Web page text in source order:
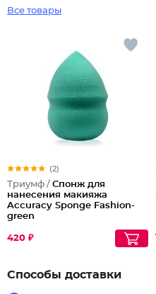
Все товары
(2)
Триумф / Спонж для
нанесения макияжа
Accuracy Sponge Fashion-
green
420 ₽
Способы доставки